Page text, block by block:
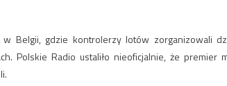
Belgii, gdzie kontrolerzy lotów zorganizowali
Polskie Radio ustaliło nieoficjalnie, że premier